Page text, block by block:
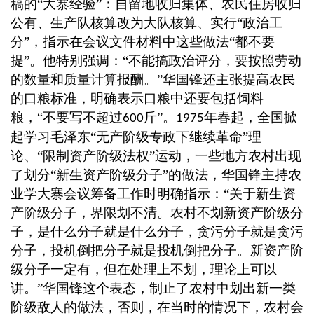
稿的“大寨经验”：自留地收归集体、农民住房收归
公有、生产队核算改为大队核算、实行“政治工
分”，指示在会议文件材料中这些做法“都不要
提”。他特别强调：“不能搞政治评分，要按照劳动
的数量和质量计算报酬。”华国锋还主张提高农民
的口粮标准，明确表示口粮中还要包括饲料
粮，“不要写不超过600斤”。 1975年春起，全国掀
起学习毛泽东“无产阶级专政下继续革命”理
论、“限制资产阶级法权”运动，一些地方农村出现
了划分“新生资产阶级分子”的做法，华国锋主持农
业学大寨会议筹备工作时明确指示：“关于新生资
产阶级分子，界限划不清。农村不划新资产阶级分
子，是什么分子就是什么分子，贪污分子就是贪污
分子，投机倒把分子就是投机倒把分子。新资产阶
级分子一定有，但在处理上不划，理论上可以
讲。”华国锋这个表态，制止了农村中划出新一类
阶级敌人的做法，否则，在当时的情况下，农村会